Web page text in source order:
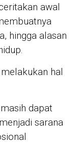
awal
hingga alasan
hal
dapat
sarana